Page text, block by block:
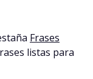
Frases
listas para